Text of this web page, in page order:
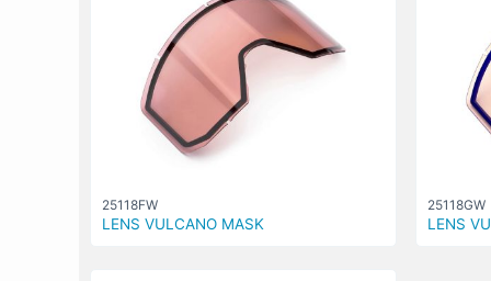
25118FW
LENS VULCANO MASK
25118GW
LENS